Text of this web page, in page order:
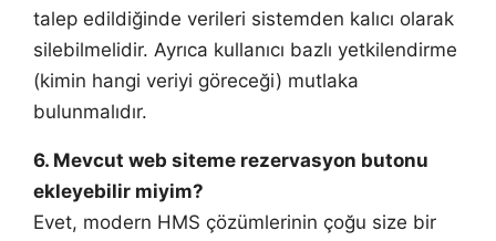
talep edildiğinde verileri sistemden kalıcı olarak
silebilmelidir. Ayrıca kullanıcı bazlı yetkilendirme
(kimin hangi veriyi göreceği) mutlaka
bulunmalıdır.
6. Mevcut web siteme rezervasyon butonu
ekleyebilir miyim?
Evet, modern HMS çözümlerinin çoğu size bir